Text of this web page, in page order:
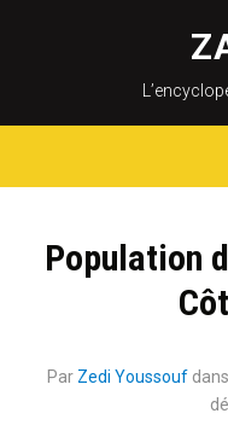
Population
Par Zedi Youssouf dans